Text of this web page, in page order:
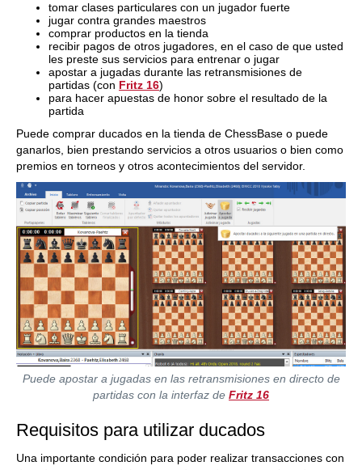
tomar clases particulares con un jugador fuerte
jugar contra grandes maestros
comprar productos en la tienda
recibir pagos de otros jugadores, en el caso de que usted
les preste sus servicios para entrenar o jugar
apostar a jugadas durante las retransmisiones de
partidas (con Fritz 16)
para hacer apuestas de honor sobre el resultado de la
partida
Puede comprar ducados en la tienda de ChessBase o puede
ganarlos, bien prestando servicios a otros usuarios o bien como
premios en torneos y otros acontecimientos del servidor.
Puede apostar a jugadas en las retransmisiones en directo de
partidas con la interfaz de Fritz 16
Requisitos para utilizar ducados
Una importante condición para poder realizar transacciones con